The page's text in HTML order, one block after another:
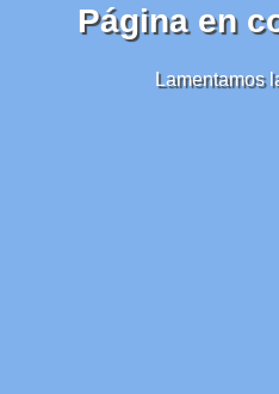
Página en
Lamentamos